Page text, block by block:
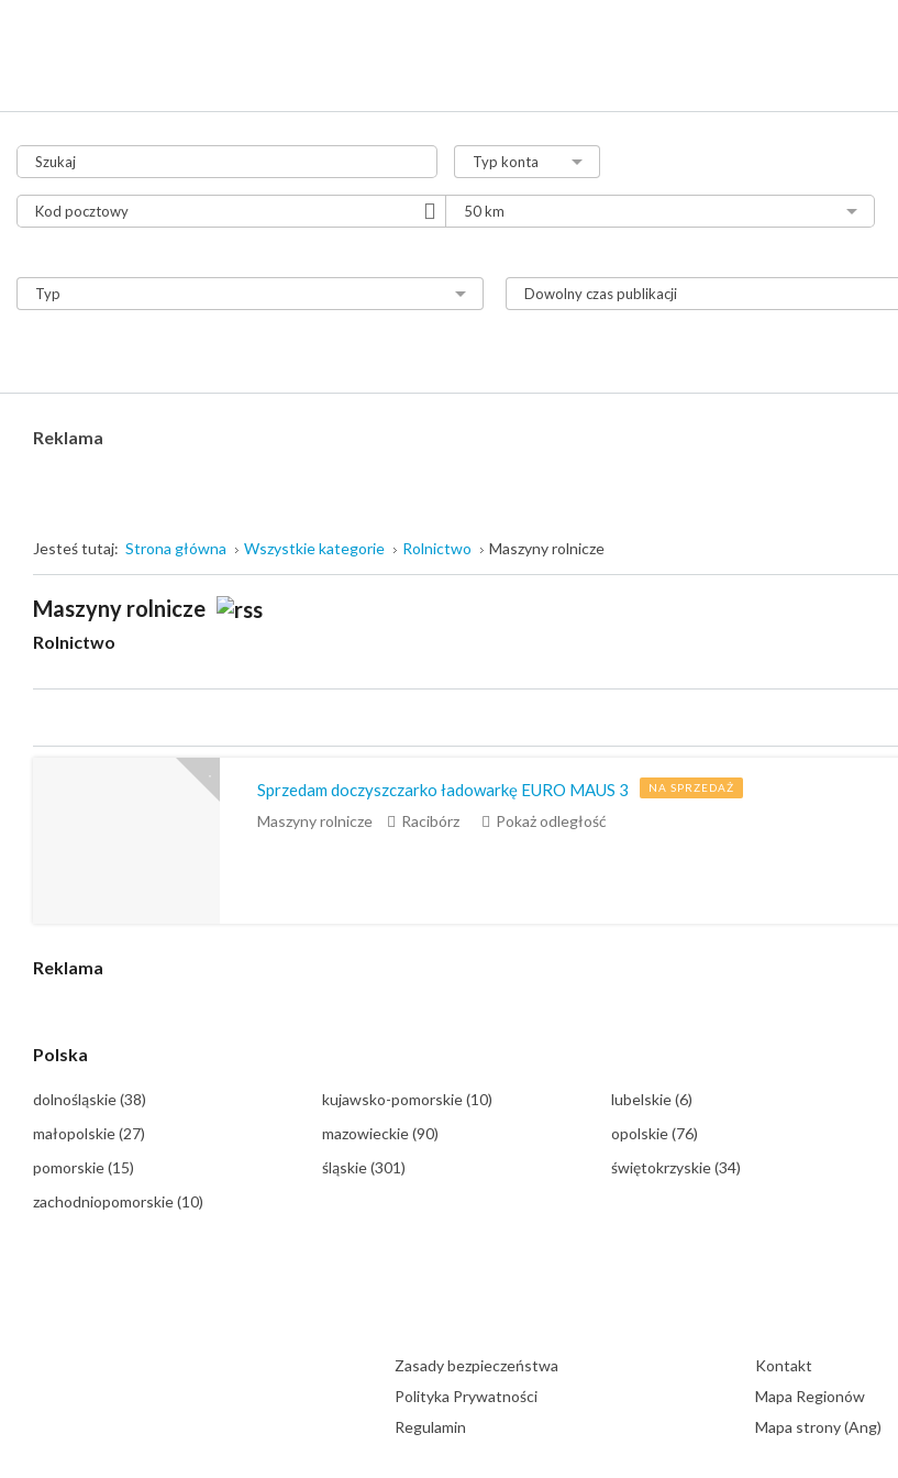
Reklama
Jesteś tutaj: Strona główna Wszystkie kategorie Rolnictwo Maszyny rolnicze
Maszyny rolnicze
Rolnictwo
Sprzedam doczyszczarko ładowarkę EURO MAUS 3 NA SPRZEDAŻ
Maszyny rolnicze Racibórz Pokaż odległość
Reklama
Polska
dolnośląskie(38) kujawsko-pomorskie(10) lubelskie(6)
małopolskie(27) mazowieckie(90) opolskie(76)
pomorskie(15) śląskie(301) świętokrzyskie(34)
zachodniopomorskie(10)
Zasady bezpieczeństwa
Polityka Prywatności
Regulamin
Kontakt
Mapa Regionów
Mapa strony (Ang)